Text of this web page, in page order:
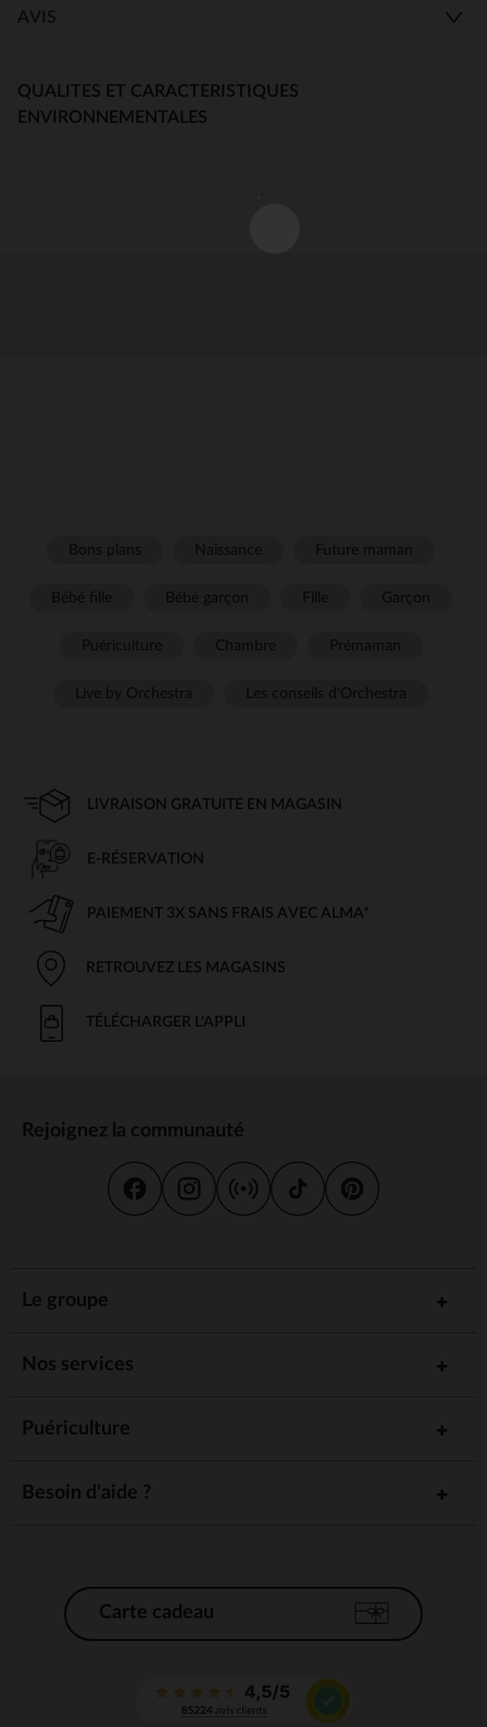
AVIS
QUALITES ET CARACTERISTIQUES
ENVIRONNEMENTALES
LIVRAISON GRATUITE EN MAGASIN
E-RÉSERVATION
PAIEMENT 3X SANS FRAIS AVEC ALMA*
RETROUVEZ LES MAGASINS
TÉLÉCHARGER L'APPLI
Rejoignez la communauté
Le groupe
Nos services
Puériculture
Besoin d'aide ?
Carte cadeau